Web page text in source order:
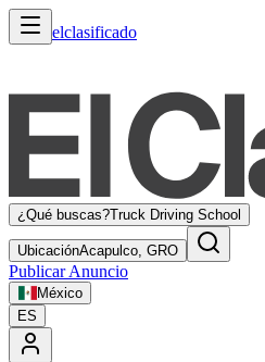
elclasificado
¿Qué buscas?Truck Driving School
UbicaciónAcapulco, GRO
Publicar Anuncio
México
ES